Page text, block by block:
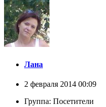
Лана
2 февраля 2014 00:09
Группа: Посетители